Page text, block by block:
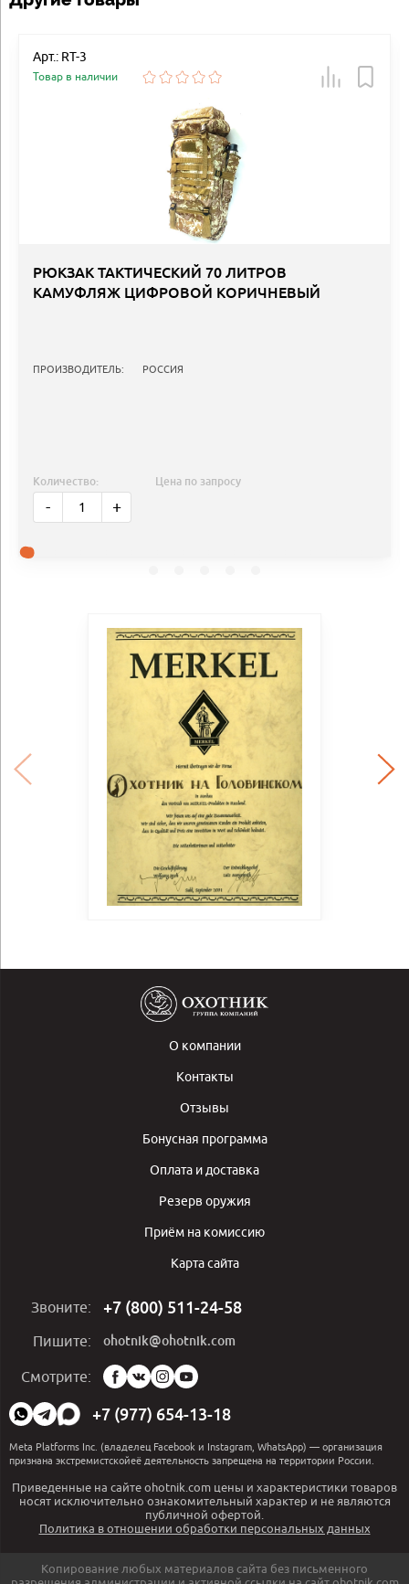
Арт.: RT-3
Товар в наличии
РЮКЗАК ТАКТИЧЕСКИЙ 70 ЛИТРОВ
КАМУФЛЯЖ ЦИФРОВОЙ КОРИЧНЕВЫЙ
ПРОИЗВОДИТЕЛЬ: РОССИЯ
Количество:
- +
Цена по запросу
О компании
Контакты
Отзывы
Бонусная программа
Оплата и доставка
Резерв оружия
Приём на комиссию
Карта сайта
Звоните: +7 (800) 511-24-58
Пишите: ohotnik@ohotnik.com
Смотрите:
Мы
в
социальных
сетях:
+7 (977) 654-13-18
Meta Platforms Inc. (владелец Facebook и Instagram, WhatsApp) — организация
признана экстремистскойеё деятельность запрещена на территории России.
Приведенные на сайте ohotnik.com цены и характеристики товаров
носят исключительно ознакомительный характер и не являются
публичной офертой.
Политика в отношении обработки персональных данных
Копирование любых материалов сайта без письменного